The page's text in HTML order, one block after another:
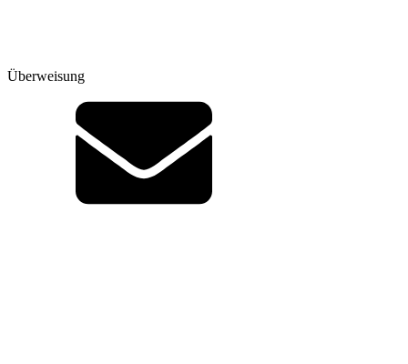
Überweisung